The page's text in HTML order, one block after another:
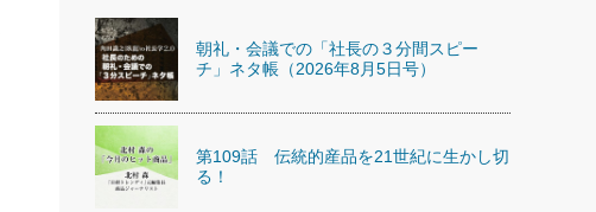
朝礼・会議での「社長の３分間スピー
チ」ネタ帳（2026年8月5日号）
第109話 伝統的産品を21世紀に生かし切
る！